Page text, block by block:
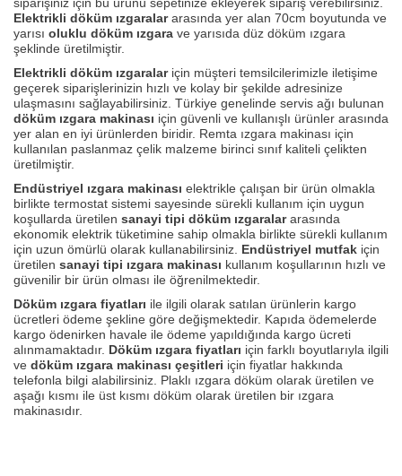
Elektrikli döküm ızgaralararasında yer alan 70cm boyutunda ve
yarısı oluklu döküm ızgara ve yarısıda düz döküm ızgara
şeklinde üretilmiştir.
Elektrikli döküm ızgaralariçin müşteri temsilcilerimizle iletişime
geçerek siparişlerinizin hızlı ve kolay bir şekilde adresinize
ulaşmasını sağlayabilirsiniz. Türkiye genelinde servis ağı bulunan
döküm ızgara makinası için güvenli ve kullanışlı ürünler arasında
yer alan en iyi ürünlerden biridir. Remta ızgara makinası için
kullanılan paslanmaz çelik malzeme birinci sınıf kaliteli çelikten
üretilmiştir.
Endüstriyel ızgara makinası elektrikle çalışan bir ürün olmakla
birlikte termostat sistemi sayesinde sürekli kullanım için uygun
koşullarda üretilen sanayi tipi döküm ızgaralararasında
ekonomik elektrik tüketimine sahip olmakla birlikte sürekli kullanım
için uzun ömürlü olarak kullanabilirsiniz. Endüstriyel mutfak için
üretilen sanayi tipi ızgara makinası kullanım koşullarının hızlı ve
güvenilir bir ürün olması ile öğrenilmektedir.
Döküm ızgara fiyatları ile ilgili olarak satılan ürünlerin kargo
ücretleri ödeme şekline göre değişmektedir. Kapıda ödemelerde
kargo ödenirken havale ile ödeme yapıldığında kargo ücreti
alınmamaktadır. Döküm ızgara fiyatları için farklı boyutlarıyla ilgili
ve döküm ızgara makinası çeşitleri için fiyatlar hakkında
telefonla bilgi alabilirsiniz. Plaklı ızgara döküm olarak üretilen ve
aşağı kısmı ile üst kısmı döküm olarak üretilen bir ızgara
makinasıdır.